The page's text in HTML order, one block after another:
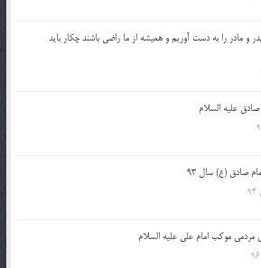
و مادر را به دست آوريم و هميشه از ما راضي باشند چكار بايد
صادق علیه السلام
صادق (ع) سال 93
موکب امام علی علیه السلام